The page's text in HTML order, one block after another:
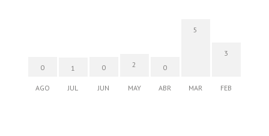
0
AGO
1
JUL
0
JUN
2
MAY
0
ABR
5
MAR
3
FEB